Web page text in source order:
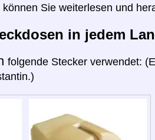
Sie weiterlesen und
in jedem
folgende Stecker verwendet: